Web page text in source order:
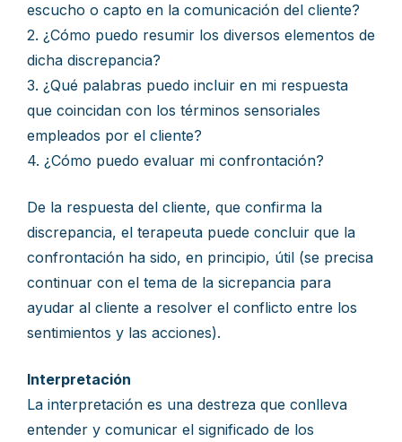
escucho o capto en la comunicación del cliente?
2. ¿Cómo puedo resumir los diversos elementos de
dicha discrepancia?
3. ¿Qué palabras puedo incluir en mi respuesta
que coincidan con los términos sensoriales
empleados por el cliente?
4. ¿Cómo puedo evaluar mi confrontación?
De la respuesta del cliente, que confirma la
discrepancia, el terapeuta puede concluir que la
confrontación ha sido, en principio, útil (se precisa
continuar con el tema de la sicrepancia para
ayudar al cliente a resolver el conflicto entre los
sentimientos y las acciones).
Interpretación
La interpretación es una destreza que conlleva
entender y comunicar el significado de los